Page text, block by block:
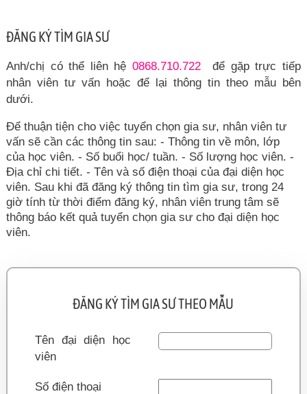
ĐĂNG KÝ TÌM GIA SƯ
Anh/chị có thể liên hệ 0868.710.722
để gặp trực tiếp
nhân viên tư vấn hoặc để lại thông tin theo mẫu bên
dưới.
Để thuận tiện cho việc tuyển chọn gia sư, nhân viên tư
vấn sẽ cần các thông tin sau: - Thông tin về môn, lớp
của học viên. - Số buổi học/ tuần. - Số lượng học viên. -
Địa chỉ chi tiết. - Tên và số điện thoại của đại diện học
viên. Sau khi đã đăng ký thông tin tìm gia sư, trong 24
giờ tính từ thời điểm đăng ký, nhân viên trung tâm sẽ
thông báo kết quả tuyển chọn gia sư cho đại diện học
viên.
ĐĂNG KÝ TÌM GIA SƯ THEO MẪU
Tên đại diện học
viên
Số điện thoại